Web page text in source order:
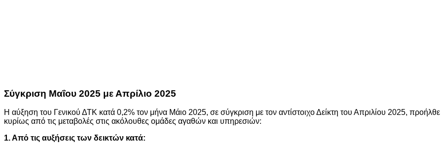
Σύγκριση Μαΐου 2025 με Απρίλιο 2025
Η αύξηση του Γενικού ΔΤΚ κατά 0,2% τον μήνα Μάιο 2025, σε σύγκριση με τον αντίστοιχο Δείκτη του Απριλίου 2025, προήλθε
κυρίως από τις μεταβολές στις ακόλουθες ομάδες αγαθών και υπηρεσιών:
1. Από τις αυξήσεις των δεικτών κατά: